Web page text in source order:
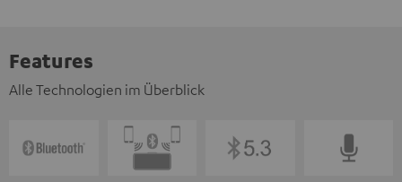
Features
Alle Technologien im Überblick